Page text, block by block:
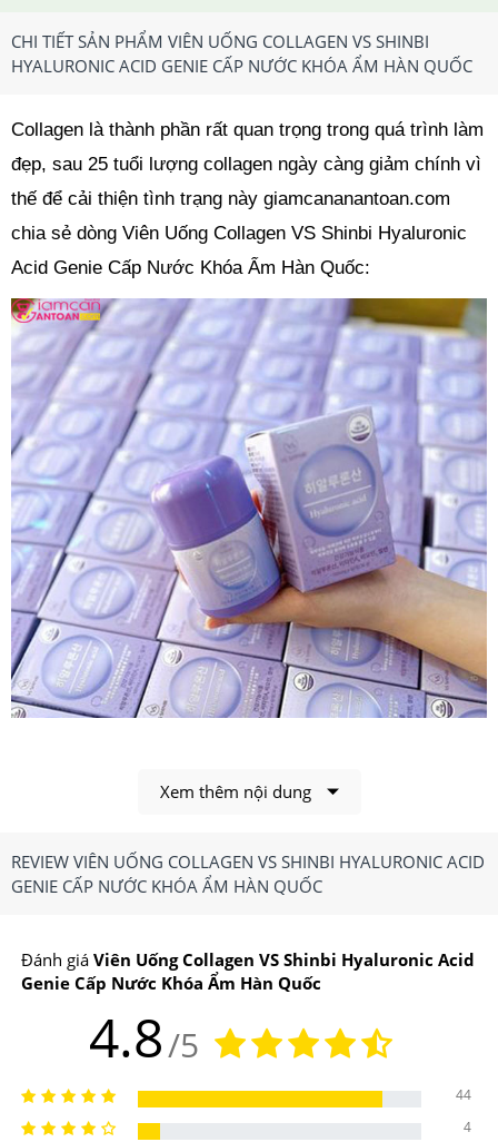
CHI TIẾT SẢN PHẨM VIÊN UỐNG COLLAGEN VS SHINBI
HYALURONIC ACID GENIE CẤP NƯỚC KHÓA ẨM HÀN QUỐC
Collagen là thành phần rất quan trọng trong quá trình làm
đẹp, sau 25 tuổi lượng collagen ngày càng giảm chính vì
thế để cải thiện tình trạng này giamcananantoan.com
chia sẻ dòng Viên Uống Collagen VS Shinbi Hyaluronic
Acid Genie Cấp Nước Khóa Ẩm Hàn Quốc:
Collagen VS Shinbi Hyaluronic Acid Genie duy trì trạng
thái căng mọng
1.Viên Uống Collagen VS Shinbi Hyaluronic Acid
Genie Cấp Nước Khóa Ẩm Có Công Dụng, Điểm
Nổi Bật Gì?
Xem thêm nội dung
REVIEW VIÊN UỐNG COLLAGEN VS SHINBI HYALURONIC ACID
GENIE CẤP NƯỚC KHÓA ẨM HÀN QUỐC
Đánh giá Viên Uống Collagen VS Shinbi Hyaluronic Acid
Genie Cấp Nước Khóa Ẩm Hàn Quốc
4.8/5
44
4